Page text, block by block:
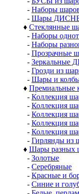
- Наборы
- Шары
♦ Стеклянные
- Наборы
- Наборы
-
-
- Грозди из
- Шары и колбы
♦ Премиальные
- Коллекция
- Коллекция
- Коллекция
- Коллекция
- Коллекция
- Гирлянды из
♦ Шары разных
- Золотые
- Серебряные
- Красные и
- Синие и